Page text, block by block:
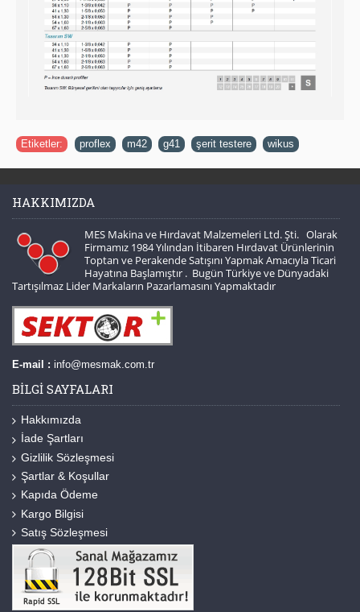
Etiketler: proflex m42 g41 şerit testere wikus
HAKKIMIZDA
MES Makina ve Hırdavat Malzemeleri Ltd. Şti. Olarak
Firmamız 1984 Yılından İtibaren Hırdavat Ürünlerinin
Toptan ve Perakende Satışını Yapmak Amacıyla Ticari
Hayatına Başlamıştır . Bugün Türkiye ve Dünyadaki
Tartışılmaz Lider Markaların Pazarlamasını Yapmaktadır
E-mail : info@mesmak.com.tr
BILGI SAYFALARI
Hakkımızda
İade Şartları
Gizlilik Sözleşmesi
Şartlar & Koşullar
Kapıda Ödeme
Kargo Bilgisi
Satış Sözleşmesi